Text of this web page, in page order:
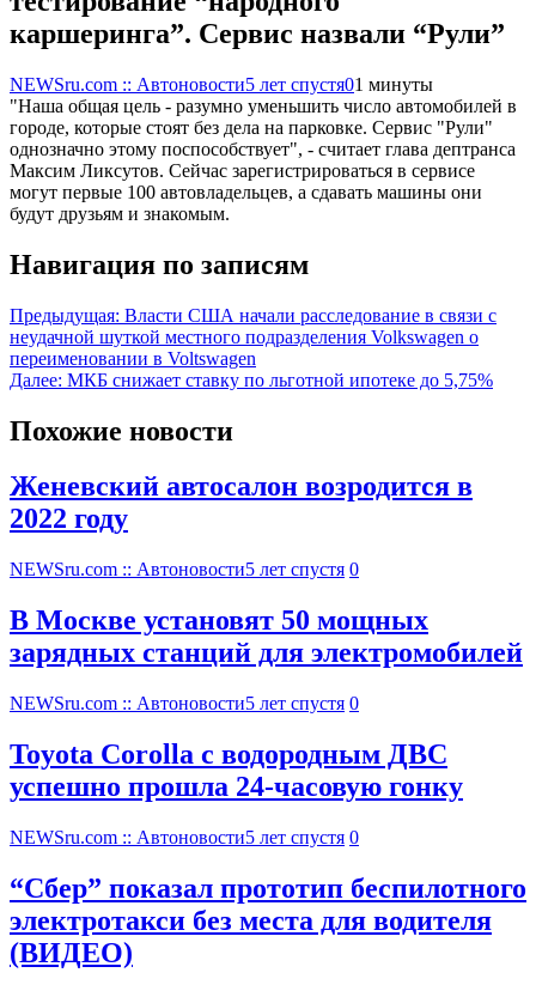
каршеринга”. Сервис назвали “Рули”
NEWSru.com :: Автоновости5 лет спустя01 минуты
"Наша общая цель - разумно уменьшить число автомобилей в
городе, которые стоят без дела на парковке. Сервис "Рули"
однозначно этому поспособствует", - считает глава дептранса
Максим Ликсутов. Сейчас зарегистрироваться в сервисе
могут первые 100 автовладельцев, а сдавать машины они
будут друзьям и знакомым.
Навигация по записям
Предыдущая: Власти США начали расследование в связи с
неудачной шуткой местного подразделения Volkswagen о
переименовании в Voltswagen
Далее: МКБ снижает ставку по льготной ипотеке до 5,75%
Похожие новости
Женевский автосалон возродится в
2022 году
NEWSru.com :: Автоновости5 лет спустя 0
В Москве установят 50 мощных
зарядных станций для электромобилей
NEWSru.com :: Автоновости5 лет спустя 0
Toyota Corolla с водородным ДВС
успешно прошла 24-часовую гонку
NEWSru.com :: Автоновости5 лет спустя 0
“Сбер” показал прототип беспилотного
электротакси без места для водителя
(ВИДЕО)